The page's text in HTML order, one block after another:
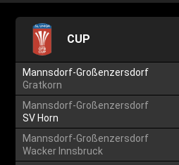
CUP
Mannsdorf-Großenzersdorf
Gratkorn
Mannsdorf-Großenzersdorf
SV Horn
Mannsdorf-Großenzersdorf
Wacker Innsbruck